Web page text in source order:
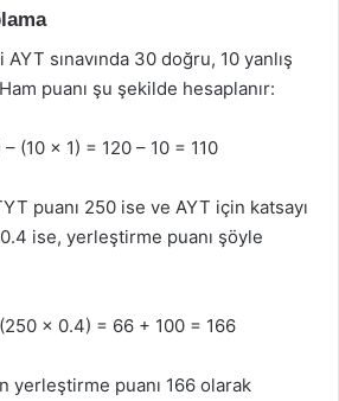
sınavında 30 doğru, 10 yanlış
puanı şu şekilde hesaplanır:
(10 x 1) = 120 – 10 = 110
puanı 250 ise ve AYT için katsayı
ise, yerleştirme puanı şöyle
x 0.4) = 66 + 100 = 166
yerleştirme puanı 166 olarak